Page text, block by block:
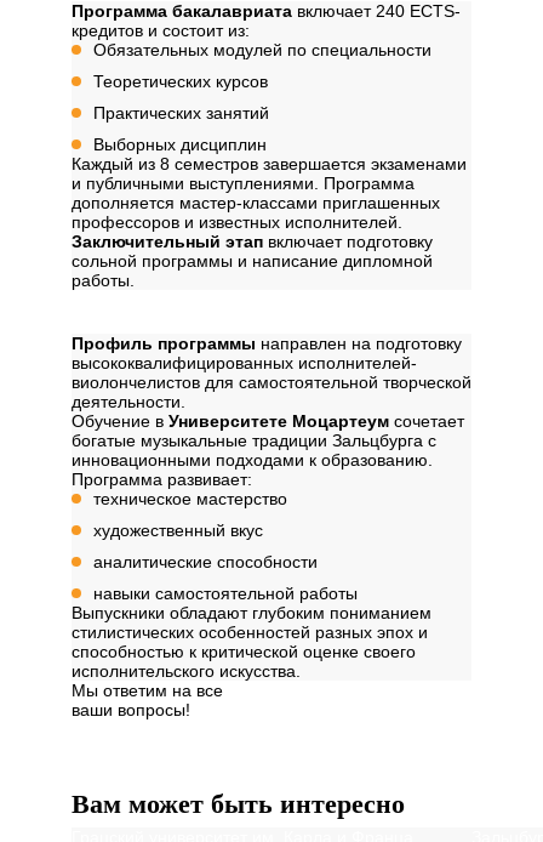
Программа бакалавриата включает 240 ECTS-
кредитов и состоит из:
Обязательных модулей по специальности
Теоретических курсов
Практических занятий
Выборных дисциплин
Каждый из 8 семестров завершается экзаменами
и публичными выступлениями. Программа
дополняется мастер-классами приглашенных
профессоров и известных исполнителей.
Заключительный этап включает подготовку
сольной программы и написание дипломной
работы.
Профиль программы направлен на подготовку
высококвалифицированных исполнителей-
виолончелистов для самостоятельной творческой
деятельности.
Обучение в Университете Моцартеум сочетает
богатые музыкальные традиции Зальцбурга с
инновационными подходами к образованию.
Программа развивает:
техническое мастерство
художественный вкус
аналитические способности
навыки самостоятельной работы
Выпускники обладают глубоким пониманием
стилистических особенностей разных эпох и
способностью к критической оценке своего
исполнительского искусства.
Мы ответим на все
ваши вопросы!
Вам может быть интересно